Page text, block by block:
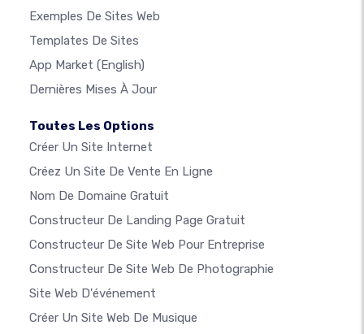
Exemples De Sites Web
Templates De Sites
App Market (English)
Dernières Mises À Jour
Toutes Les Options
Créer Un Site Internet
Créez Un Site De Vente En Ligne
Nom De Domaine Gratuit
Constructeur De Landing Page Gratuit
Constructeur De Site Web Pour Entreprise
Constructeur De Site Web De Photographie
Site Web D'événement
Créer Un Site Web De Musique